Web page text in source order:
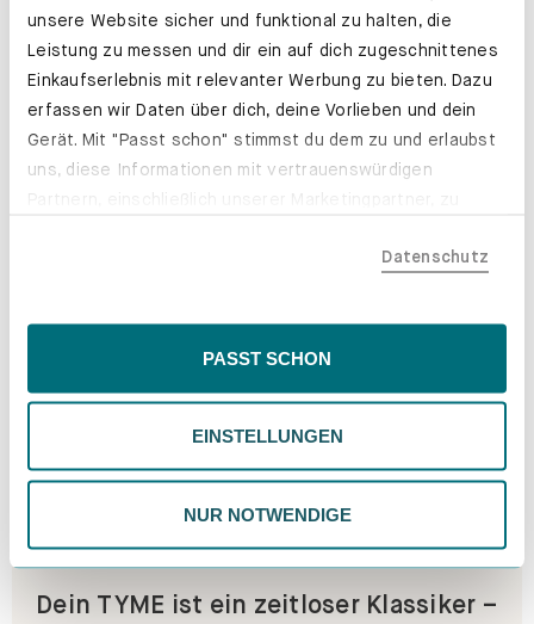
unsere Website sicher und funktional zu halten, die
Leistung zu messen und dir ein auf dich zugeschnittenes
Einkaufserlebnis mit relevanter Werbung zu bieten. Dazu
erfassen wir Daten über dich, deine Vorlieben und dein
Gerät. Mit "Passt schon" stimmst du dem zu und erlaubst
uns, diese Informationen mit vertrauenswürdigen
der EU, beispielsweise in den USA, verarbeitet werden
Inhalte eingeschränkt sein könnten. Wähle
deiner Präferenzen. Du kannst deine Wahl jederzeit
ändern. Weitere Informationen findest du in unserer
Datenschutzrichtlinie.
Datenschutz
PASST SCHON
EINSTELLUNGEN
NUR NOTWENDIGE
Farben und Stoffe. Genau deine.
Erfahre mehr
Dein TYME ist ein zeitloser Klassiker –